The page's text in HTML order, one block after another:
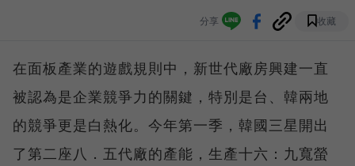
分享 收藏
在面板產業的遊戲規則中，新世代廠房興建一直
被認為是企業競爭力的關鍵，特別是台、韓兩地
的競爭更是白熱化。今年第一季，韓國三星開出
了第二座八．五代廠的產能，生產十六：九寬螢